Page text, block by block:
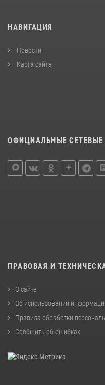
НАВИГАЦИЯ
Новости
Карта сайта
ОФИЦИАЛЬНЫЕ
ПРАВОВАЯ И
О сайте
Об использовании
Правила обработки
Сообщить об ошибках